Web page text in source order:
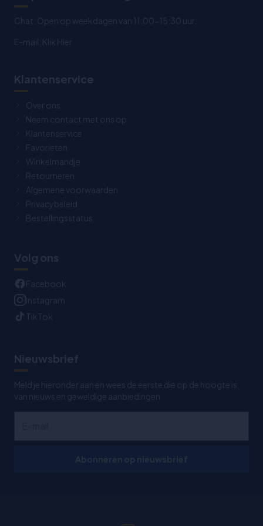
Chat: Open op weekdagen van 11:00-15:30 uur.
E-mail: Klik Hier
Klantenservice
Over ons
Neem contact met ons op
Klantenservice
Favorieten
Winkelmandje
Retourneren
Algemene voorwaarden
Privacybeleid
Bestellingsstatus
Volg ons
Facebook
Instagram
TikTok
Nieuwsbrief
Meld je hieronder aan en wees de eerste die op de hoogte is
van nieuws en geweldige aanbiedingen